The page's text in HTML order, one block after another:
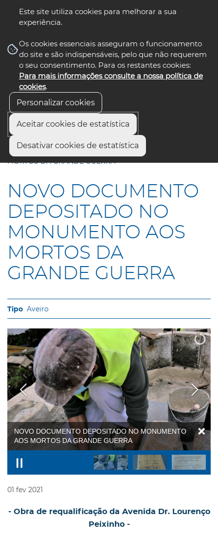
Este site utiliza cookies para melhorar a sua
experiência.
Os cookies essenciais asseguram o funcionamento
do site e são indispensáveis, pelo que não requerem
o seu consentimento. Para os restantes cookies:
Para mais informações consulte a nossa política de
cookies.
Personalizar cookies
Aceitar cookies de estatística
Desativar cookies de estatística
nos select language
Início
NOVO DOCUMENTO DEPOSITADO NO MONUMENTO AOS
MORTOS DA GRANDE GUERRA
NOVO DOCUMENTO
DEPOSITADO NO
MONUMENTO AOS
MORTOS DA
GRANDE GUERRA
Aveiro
NOVO DOCUMENTO DEPOSITADO NO MONUMENTO
AOS MORTOS DA GRANDE GUERRA
01 fev 2021
- Obra de requalificação da Avenida Dr. Lourenço
Peixinho -